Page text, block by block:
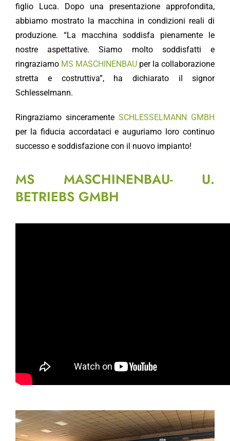
figlio Luca. Dopo una presentazione approfondita,
abbiamo mostrato la macchina in condizioni reali di
produzione. “La macchina soddisfa pienamente le
nostre aspettative. Siamo molto soddisfatti e
ringraziamo MS MASCHINENBAU per la collaborazione
stretta e costruttiva”, ha dichiarato il signor
Schlesselmann.
Ringraziamo sinceramenteSCHLESSELMANN GMBH
per la fiducia accordataci e auguriamo loro continuo
successo e soddisfazione con il nuovo impianto!
MS MASCHINENBAU- U.
BETRIEBS GMBH